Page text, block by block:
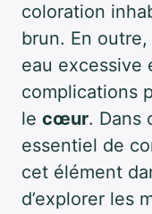
coloration
brun. En outre,
eau excessive
complications
le cœur. Dans
essentiel de
cet élément
d’explorer les